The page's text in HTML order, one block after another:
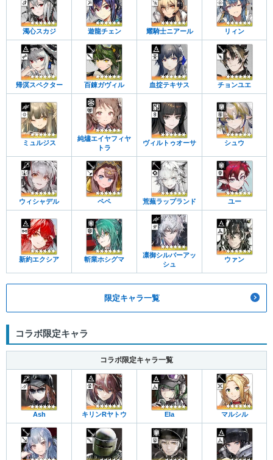
濁心スカジ 遊龍チェン 耀騎士ニアール リィン
帰溟スペクター 百錬ガヴィル 血掟テキサス チョンユエ
ミュルジス
純燼エイヤフィヤ
トラ
ヴィルトゥオーサ シュウ
ウィシャデル ペペ 荒蕪ラップランド ユー
新約エクシア 斬業ホシグマ
凛御シルバーアッ
シュ
ウァン
限定キャラ一覧
コラボ限定キャラ
コラボ限定キャラ一覧
Ash キリンRヤトウ Ela マルシル